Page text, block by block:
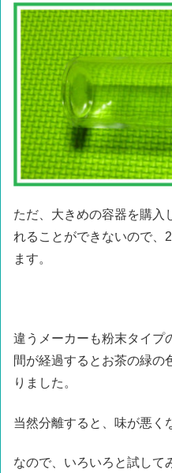
ただ、大きめの容器を購入
れることができないので、
ます。
違うメーカーも粉末タイプ
間が経過するとお茶の緑の
りました。
当然分離すると、味が悪く
なので、いろいろと試して